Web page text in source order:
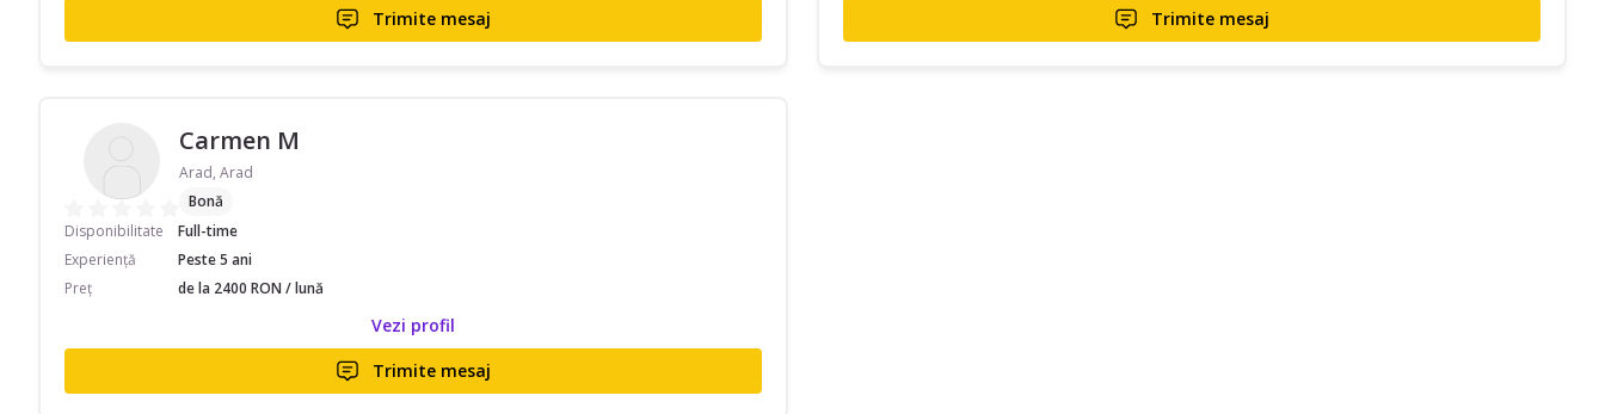
Trimite mesaj
Trimite mesaj
Carmen M
Arad, Arad
Bonă
Disponibilitate
Full-time
Experiență
Peste 5 ani
Preț
de la 2400 RON / lună
Vezi profil
Trimite mesaj